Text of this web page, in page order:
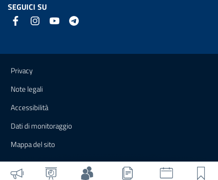
SEGUICI SU
Link e informazioni utili
Privacy
Note legali
Accessibilità
Dati di monitoraggio
Mappa del sito